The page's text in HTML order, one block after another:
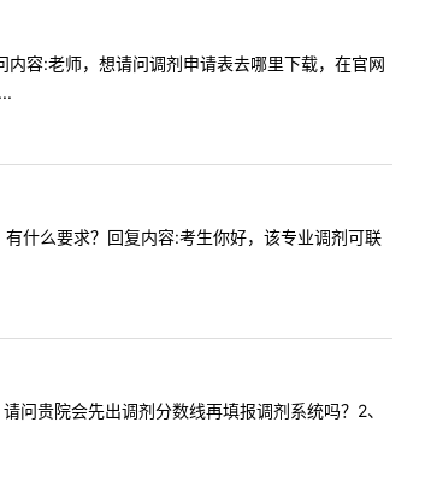
容:老师，想请问调剂申请表去哪里下载，在官网
什么要求？回复内容:考生你好，该专业调剂可联
贵院会先出调剂分数线再填报调剂系统吗？2、